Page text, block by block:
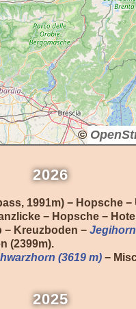
©
©
2026
1991m) − Hopsche
− Hopsche −
− Kreuzboden −
(2399m).
(3619 m) −
2025